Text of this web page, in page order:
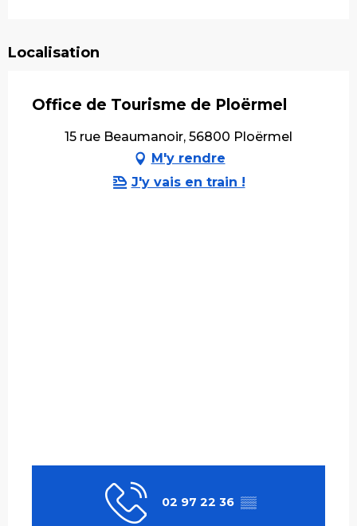
Localisation
Office de Tourisme de Ploërmel
15 rue Beaumanoir, 56800 Ploërmel
M'y rendre
J'y vais en train !
02 97 22 36 ▒▒